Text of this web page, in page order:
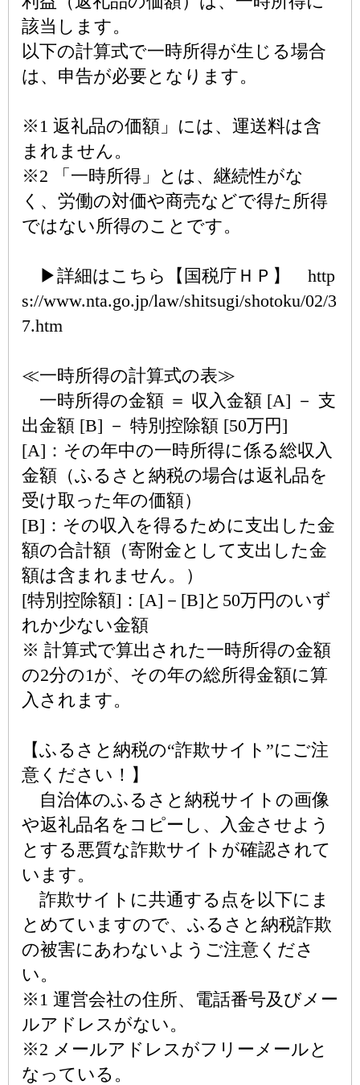
該当します。
以下の計算式で一時所得が生じる場合
は、申告が必要となります。
※1 返礼品の価額」には、運送料は含
まれません。
※2 「一時所得」とは、継続性がな
く、労働の対価や商売などで得た所得
ではない所得のことです。
▶詳細はこちら【国税庁ＨＰ】 http
s://www.nta.go.jp/law/shitsugi/shotoku/02/3
7.htm
≪一時所得の計算式の表≫
一時所得の金額 ＝ 収入金額 [A] － 支
出金額 [B] － 特別控除額 [50万円]
[A]：その年中の一時所得に係る総収入
金額（ふるさと納税の場合は返礼品を
受け取った年の価額）
[B]：その収入を得るために支出した金
額の合計額（寄附金として支出した金
額は含まれません。）
[特別控除額]：[A]－[B]と50万円のいず
れか少ない金額
※ 計算式で算出された一時所得の金額
の2分の1が、その年の総所得金額に算
入されます。
【ふるさと納税の“詐欺サイト”にご注
意ください！】
自治体のふるさと納税サイトの画像
や返礼品名をコピーし、入金させよう
とする悪質な詐欺サイトが確認されて
います。
詐欺サイトに共通する点を以下にま
とめていますので、ふるさと納税詐欺
の被害にあわないようご注意くださ
い。
※1 運営会社の住所、電話番号及びメー
ルアドレスがない。
※2 メールアドレスがフリーメールと
なっている。